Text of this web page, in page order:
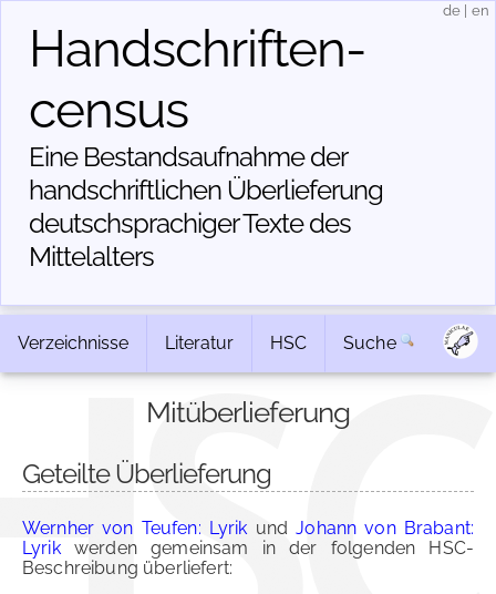
Handschriften­
census
Eine Bestandsaufnahme der
handschriftlichen Über­lieferung
deutschsprachiger Texte des
Mittelalters
de en
Verzeichnisse Literatur HSC Suche
Mitüberlieferung
Geteilte Überlieferung
Wernher von Teufen: Lyrik undJohann von Brabant:
Lyrikwerden gemeinsam in der folgenden HSC-
Beschreibung überliefert: